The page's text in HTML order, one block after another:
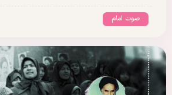
صوت امام